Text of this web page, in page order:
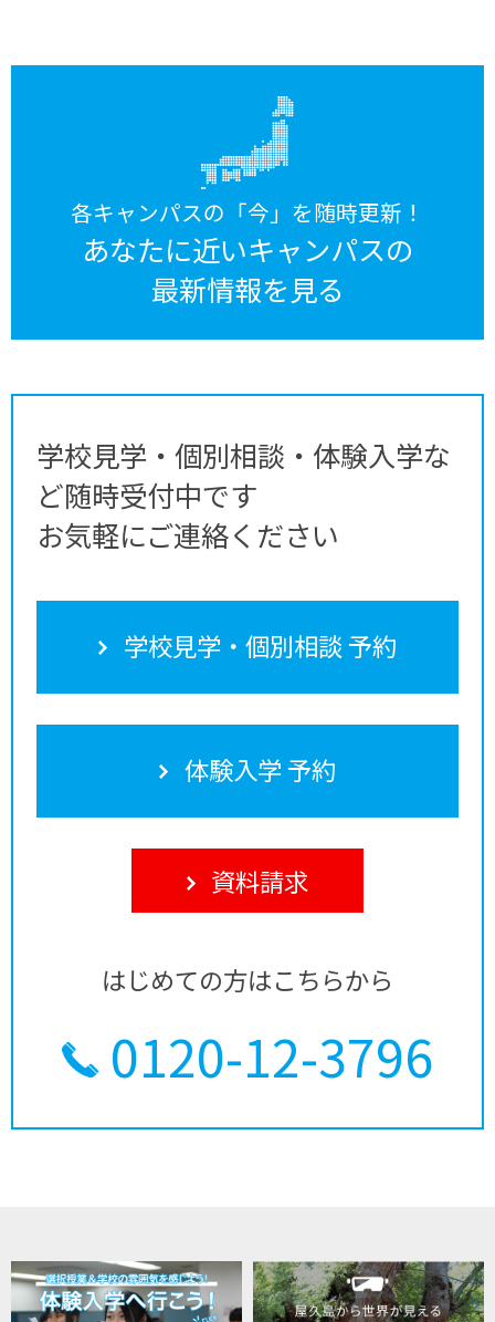
各キャンパスの「今」を随時更新！
あなたに近いキャンパスの
最新情報を見る
学校見学・個別相談・体験入学な
ど随時受付中です
お気軽にご連絡ください
学校見学・個別相談 予約
体験入学 予約
資料請求
はじめての方はこちらから
0120-12-3796